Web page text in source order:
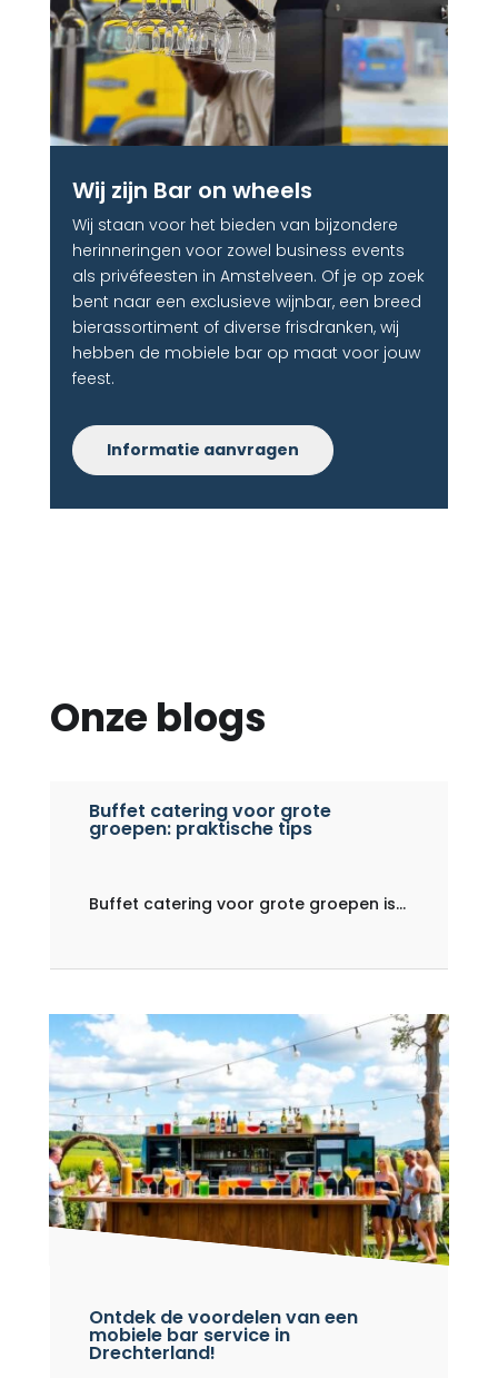
Wij zijn Bar on wheels
Wij staan voor het bieden van bijzondere
herinneringen voor zowel business events
als privéfeesten in Amstelveen. Of je op zoek
bent naar een exclusieve wijnbar, een breed
bierassortiment of diverse frisdranken, wij
hebben de mobiele bar op maat voor jouw
feest.
Informatie aanvragen
Onze blogs
Buffet catering voor grote
groepen: praktische tips
Buffet catering voor grote groepen is...
Ontdek de voordelen van een
mobiele bar service in
Drechterland!